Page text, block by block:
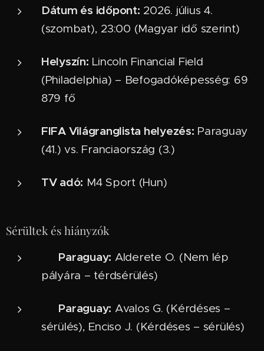
Dátum és időpont: 2026. július 4.
(szombat), 23:00 (Magyar idő szerint)
Helyszín: Lincoln Financial Field
(Philadelphia) – Befogadóképesség: 69
879 fő
FIFA Világranglista helyezés: Paraguay
(41.) vs. Franciaország (3.)
TV adó: M4 Sport (Hun)
Sérültek és hiányzók
Paraguay: Alderete O. (Nem lép
pályára – térdsérülés)
Paraguay: Avalos G. (Kérdéses –
sérülés), Enciso J. (Kérdéses – sérülés)